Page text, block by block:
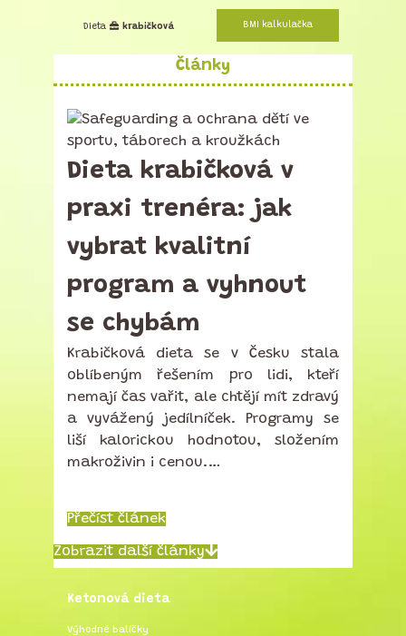
Dieta krabičková BMI kalkulačka
Články
Dieta krabičková v
praxi trenéra: jak
vybrat kvalitní
program a vyhnout
se chybám
Krabičková dieta se v Česku stala
oblíbeným řešením pro lidi, kteří
nemají čas vařit, ale chtějí mít zdravý
a vyvážený jedílníček. Programy se
liší kalorickou hodnotou, složením
makroživin i cenou.…
Přečíst článek
Zobrazit další články
Ketonová dieta
Výhodné balíčky